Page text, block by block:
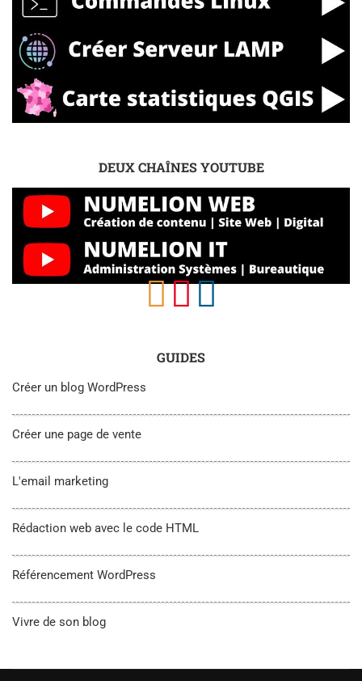
DEUX CHAÎNES YOUTUBE
GUIDES
Créer un blog WordPress
Créer une page de vente
L'email marketing
Rédaction web avec le code HTML
Référencement WordPress
Vivre de son blog